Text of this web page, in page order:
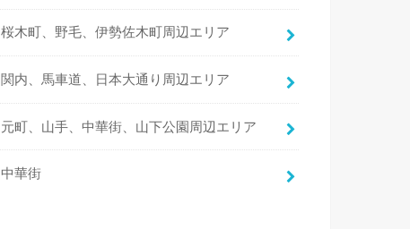
桜木町、野毛、伊勢佐木町周辺エリア
関内、馬車道、日本大通り周辺エリア
元町、山手、中華街、山下公園周辺エリア
中華街